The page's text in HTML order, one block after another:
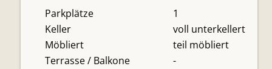
Parkplätze
1
Keller
voll unterkellert
Möbliert
teil möbliert
Terrasse / Balkone
-